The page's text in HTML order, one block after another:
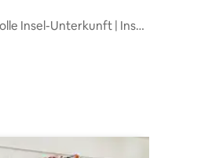
Insel-Unterkunft | Insel